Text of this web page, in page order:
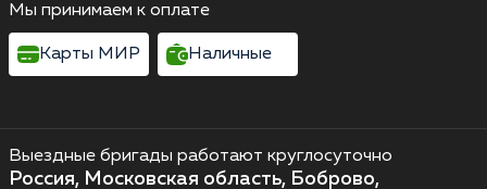
Выездные бригады работают круглосуточно
Россия, Московская область, Боброво,
Мы принимаем к оплате
Карты МИР Наличные